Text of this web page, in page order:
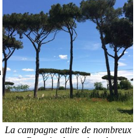
La campagne attire de nombreux